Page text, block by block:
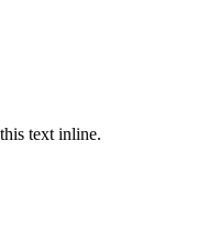
text inline.